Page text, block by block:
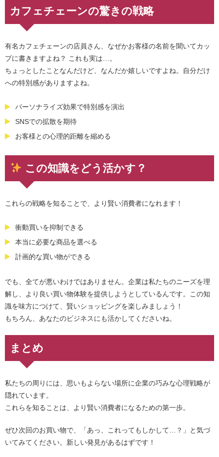
カフェチェーンの驚きの戦略
有名カフェチェーンの店員さん、なぜかお客様の名前を聞いてカッ
プに書きますよね？ これも実は…。
ちょっとしたことなんだけど、なんだか嬉しいですよね。自分だけ
への特別感がありますよね。
パーソナライズ効果で特別感を演出
SNSでの拡散を期待
お客様との心理的距離を縮める
この知識をどう活かす？
これらの戦略を知ることで、より賢い消費者になれます！
衝動買いを抑制できる
本当に必要な商品を選べる
計画的な買い物ができる
でも、全てが悪いわけではありません。企業は私たちのニーズを理
解し、より良い買い物体験を提供しようとしているんです。この知
識を味方につけて、賢いショッピングを楽しみましょう！
もちろん、あなたのビジネスにも活かしてくださいね。
まとめ
私たちの周りには、思いもよらない場所に企業の巧みな心理戦略が
隠れています。
これらを知ることは、より賢い消費者になるための第一歩。
ぜひ次回のお買い物で、「あっ、これってもしかして…？」と気づ
いてみてください。新しい発見があるはずです！